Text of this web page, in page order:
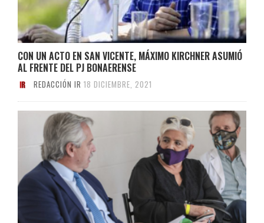
CON UN ACTO EN SAN VICENTE, MÁXIMO KIRCHNER ASUMIÓ
AL FRENTE DEL PJ BONAERENSE
REDACCIÓN IR 18 DICIEMBRE, 2021